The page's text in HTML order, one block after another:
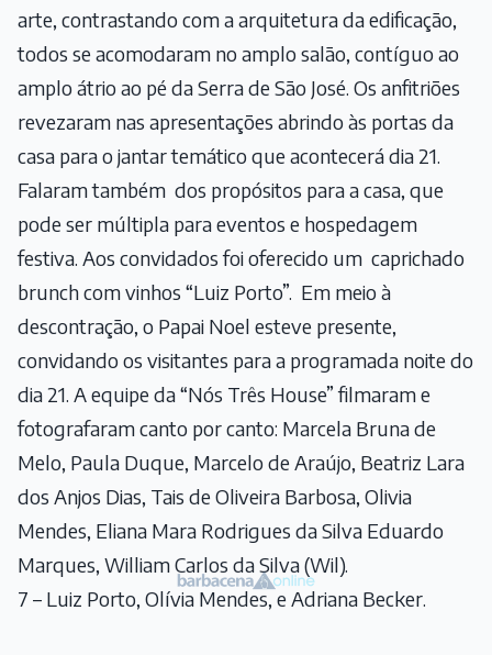
arte, contrastando com a arquitetura da edificação,
todos se acomodaram no amplo salão, contíguo ao
amplo átrio ao pé da Serra de São José. Os anfitriões
revezaram nas apresentações abrindo às portas da
casa para o jantar temático que acontecerá dia 21.
Falaram também dos propósitos para a casa, que
pode ser múltipla para eventos e hospedagem
festiva. Aos convidados foi oferecido um caprichado
brunch com vinhos “Luiz Porto”. Em meio à
descontração, o Papai Noel esteve presente,
convidando os visitantes para a programada noite do
dia 21. A equipe da “Nós Três House” filmaram e
fotografaram canto por canto: Marcela Bruna de
Melo, Paula Duque, Marcelo de Araújo, Beatriz Lara
dos Anjos Dias, Tais de Oliveira Barbosa, Olivia
Mendes, Eliana Mara Rodrigues da Silva Eduardo
Marques, William Carlos da Silva (Wil).
7 – Luiz Porto, Olívia Mendes, e Adriana Becker.